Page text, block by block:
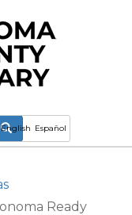
English Español
Ready